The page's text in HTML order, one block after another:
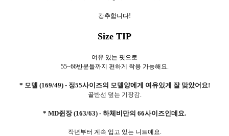
강추합니다!
Size TIP
여유 있는 핏으로
55~66반분들까지 편하게 착용 가능해요.
* 모델 (169/49) - 정55사이즈의 모델양에게 여유있게 잘 맞았어요!
골반선 덮는 기장감.
* MD쥔장 (163/63) - 하체비만의 66사이즈인데요.
작년부터 계속 입고 있는 니트예요.